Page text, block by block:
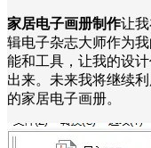
家居电子画册制作让
辑电子杂志大师作为
能和工具，让我的设
出来。未来我将继续
的家居电子画册。